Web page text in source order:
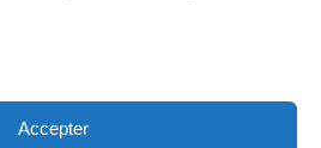
Accepter